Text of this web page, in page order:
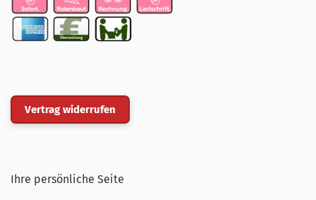
Vertrag widerrufen
Ihre persönliche Seite